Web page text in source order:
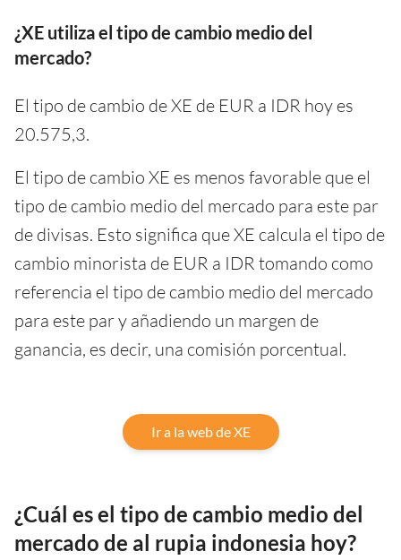
¿XE utiliza el tipo de cambio medio del
mercado?
El tipo de cambio de XE de EUR a IDR hoy es
20.575,3.
El tipo de cambio XE es menos favorable que el
tipo de cambio medio del mercado para este par
de divisas. Esto significa que XE calcula el tipo de
cambio minorista de EUR a IDR tomando como
referencia el tipo de cambio medio del mercado
para este par y añadiendo un margen de
ganancia, es decir, una comisión porcentual.
Ir a la web de XE
¿Cuál es el tipo de cambio medio del
mercado de al rupia indonesia hoy?